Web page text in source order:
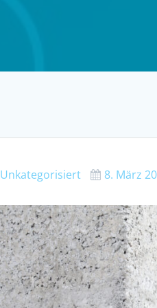
Unkategorisiert 8. März